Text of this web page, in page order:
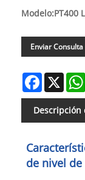
Modelo:PT400
Enviar Consulta
Facebook
X
Descripción
de nivel